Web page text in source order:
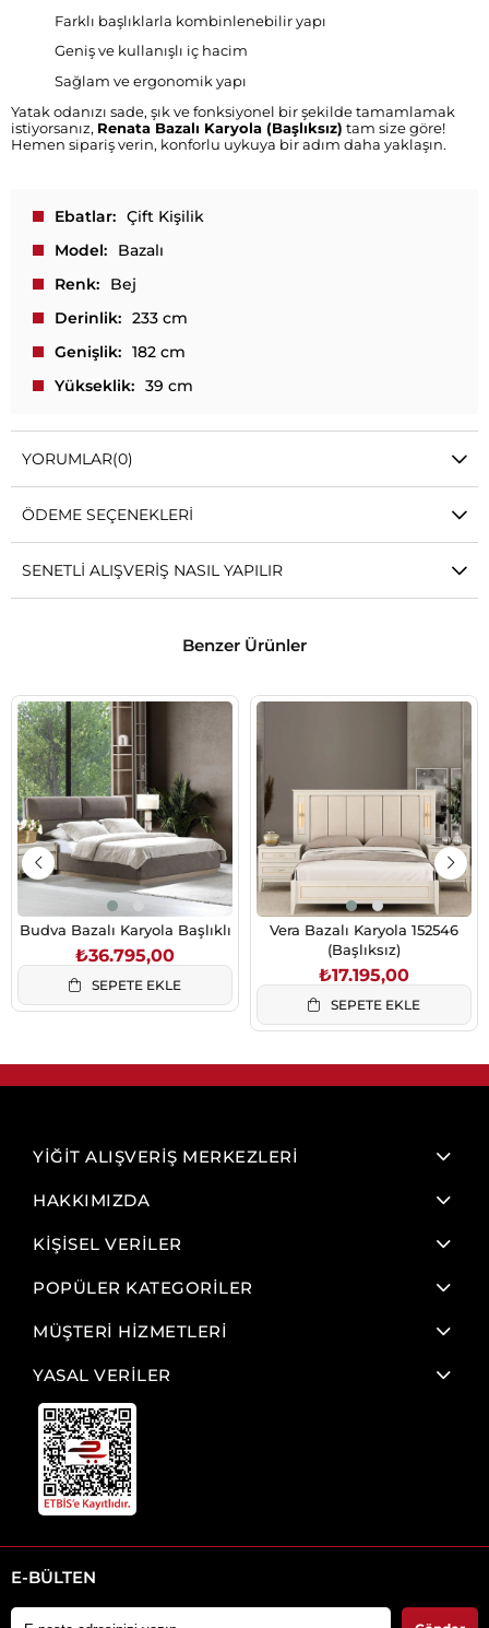
Farklı başlıklarla kombinlenebilir yapı
Geniş ve kullanışlı iç hacim
Sağlam ve ergonomik yapı
Yatak odanızı sade, şık ve fonksiyonel bir şekilde tamamlamak
istiyorsanız, Renata Bazalı Karyola (Başlıksız) tam size göre!
Hemen sipariş verin, konforlu uykuya bir adım daha yaklaşın.
Ebatlar
Çift Kişilik
Model
Bazalı
Renk
Bej
Derinlik
233 cm
Genişlik
182 cm
Yükseklik
39 cm
YORUMLAR(0)
ÖDEME SEÇENEKLERI
SENETLI ALIŞVERIŞ NASIL YAPILIR
Benzer Ürünler
Budva Bazalı Karyola Başlıklı
₺36.795,00
SEPETE EKLE
Vera Bazalı Karyola 152546
(Başlıksız)
₺17.195,00
SEPETE EKLE
YİĞİT ALIŞVERİŞ MERKEZLERİ
HAKKIMIZDA
KİŞİSEL VERİLER
POPÜLER KATEGORİLER
MÜŞTERİ HİZMETLERİ
YASAL VERİLER
E-BÜLTEN